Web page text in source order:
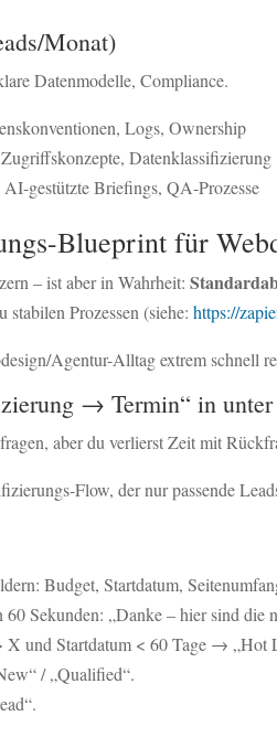
Monat)
Datenmodelle, Compliance.
Logs, Ownership
Datenklassifizierung
AI-gestützte Briefings, QA-Prozesse
Blueprint für
– ist aber in Wahrheit:
Prozessen (siehe: https://
Agentur-Alltag extrem schnell
→ Termin“ in
aber du verlierst Zeit mit
Flow, der nur passende
Budget, Startdatum,
60 Sekunden: „Danke – hier sind die
X und Startdatum < 60 Tage → „Hot
/ „Qualified“.